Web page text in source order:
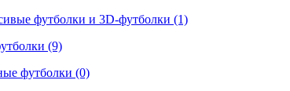
футболки и 3D-футболки (1)
(9)
футболки (0)